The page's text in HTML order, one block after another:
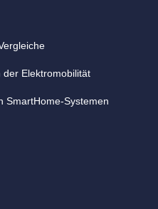
der Elektromobilität
SmartHome-Systemen